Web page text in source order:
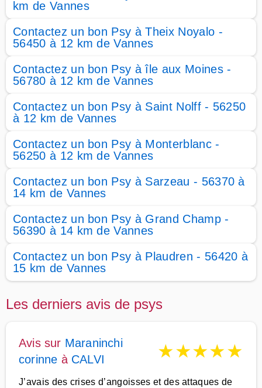
km de Vannes
Contactez un bon Psy à Theix Noyalo -
56450 à 12 km de Vannes
Contactez un bon Psy à île aux Moines -
56780 à 12 km de Vannes
Contactez un bon Psy à Saint Nolff - 56250
à 12 km de Vannes
Contactez un bon Psy à Monterblanc -
56250 à 12 km de Vannes
Contactez un bon Psy à Sarzeau - 56370 à
14 km de Vannes
Contactez un bon Psy à Grand Champ -
56390 à 14 km de Vannes
Contactez un bon Psy à Plaudren - 56420 à
15 km de Vannes
Les derniers avis de psys
Avis sur Maraninchi
corinne à CALVI ★★★★★
J’avais des crises d’angoisses et des attaques de